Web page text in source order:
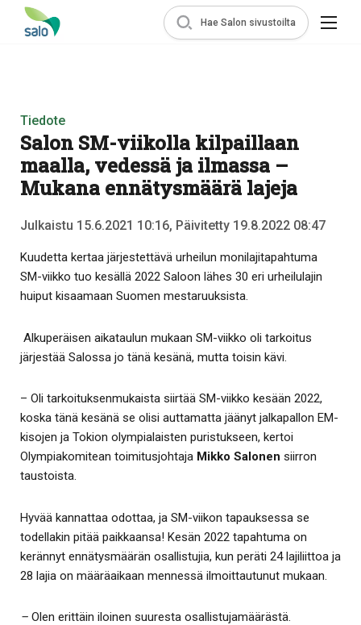
Hae Salon sivustoilta
Tiedote
Salon SM-viikolla kilpaillaan
maalla, vedessä ja ilmassa –
Mukana ennätysmäärä lajeja
Julkaistu 15.6.2021 10:16, Päivitetty 19.8.2022 08:47
Kuudetta kertaa järjestettävä urheilun monilajitapahtuma
SM-viikko tuo kesällä 2022 Saloon lähes 30 eri urheilulajin
huiput kisaamaan Suomen mestaruuksista.
Alkuperäisen aikataulun mukaan SM-viikko oli tarkoitus
järjestää Salossa jo tänä kesänä, mutta toisin kävi.
– Oli tarkoituksenmukaista siirtää SM-viikko kesään 2022,
koska tänä kesänä se olisi auttamatta jäänyt jalkapallon EM-
kisojen ja Tokion olympialaisten puristukseen, kertoi
Olympiakomitean toimitusjohtaja Mikko Salonen siirron
taustoista.
Hyvää kannattaa odottaa, ja SM-viikon tapauksessa se
todellakin pitää paikkaansa! Kesän 2022 tapahtuma on
kerännyt ennätysmäärän osallistujia, kun peräti 24 lajiliittoa ja
28 lajia on määräaikaan mennessä ilmoittautunut mukaan.
– Olen erittäin iloinen suuresta osallistujamäärästä.